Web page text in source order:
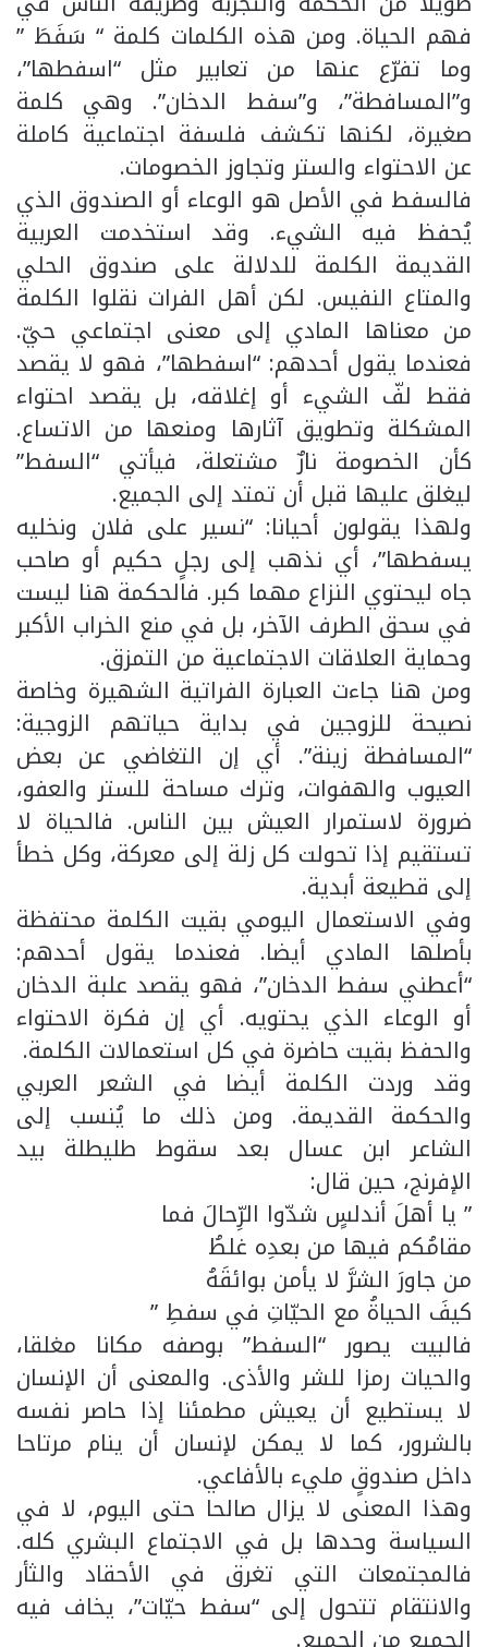
فهم الحياة. ومن هذه الكلمات كلمة “ سَفَطَ ”
وما تفرّع عنها من تعابير مثل “اسفطها”،
و”المسافطة”، و”سفط الدخان”. وهي كلمة
صغيرة، لكنها تكشف فلسفة اجتماعية كاملة
عن الاحتواء والستر وتجاوز الخصومات.
فالسفط في الأصل هو الوعاء أو الصندوق الذي
يُحفظ فيه الشيء. وقد استخدمت العربية
القديمة الكلمة للدلالة على صندوق الحلي
والمتاع النفيس. لكن أهل الفرات نقلوا الكلمة
من معناها المادي إلى معنى اجتماعي حيّ.
فعندما يقول أحدهم: “اسفطها”، فهو لا يقصد
فقط لفّ الشيء أو إغلاقه، بل يقصد احتواء
المشكلة وتطويق آثارها ومنعها من الاتساع.
كأن الخصومة نارٌ مشتعلة، فيأتي “السفط”
ليغلق عليها قبل أن تمتد إلى الجميع.
ولهذا يقولون أحيانا: “نسير على فلان ونخليه
يسفطها”، أي نذهب إلى رجلٍ حكيم أو صاحب
جاه ليحتوي النزاع مهما كبر. فالحكمة هنا ليست
في سحق الطرف الآخر، بل في منع الخراب الأكبر
وحماية العلاقات الاجتماعية من التمزق.
ومن هنا جاءت العبارة الفراتية الشهيرة وخاصة
نصيحة للزوجين في بداية حياتهم الزوجية:
“المسافطة زينة”. أي إن التغاضي عن بعض
العيوب والهفوات، وترك مساحة للستر والعفو،
ضرورة لاستمرار العيش بين الناس. فالحياة لا
تستقيم إذا تحولت كل زلة إلى معركة، وكل خطأ
إلى قطيعة أبدية.
وفي الاستعمال اليومي بقيت الكلمة محتفظة
بأصلها المادي أيضا. فعندما يقول أحدهم:
“أعطني سفط الدخان”، فهو يقصد علبة الدخان
أو الوعاء الذي يحتويه. أي إن فكرة الاحتواء
والحفظ بقيت حاضرة في كل استعمالات الكلمة.
وقد وردت الكلمة أيضا في الشعر العربي
والحكمة القديمة. ومن ذلك ما يُنسب إلى
الشاعر ابن عسال بعد سقوط طليطلة بيد
الإفرنج، حين قال:
” يا أهلَ أندلسٍ شدّوا الرِّحالَ فما
مقامُكم فيها من بعدِه غلطُ
من جاورَ الشرَّ لا يأمن بوائقَهُ
كيفَ الحياةُ مع الحيّاتِ في سفطِ ”
فالبيت يصور “السفط” بوصفه مكانا مغلقا،
والحيات رمزا للشر والأذى. والمعنى أن الإنسان
لا يستطيع أن يعيش مطمئنا إذا حاصر نفسه
بالشرور، كما لا يمكن لإنسان أن ينام مرتاحا
داخل صندوقٍ مليء بالأفاعي.
وهذا المعنى لا يزال صالحا حتى اليوم، لا في
السياسة وحدها بل في الاجتماع البشري كله.
فالمجتمعات التي تغرق في الأحقاد والثأر
والانتقام تتحول إلى “سفط حيّات”، يخاف فيه